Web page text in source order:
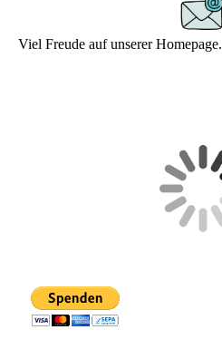
Viel Freude auf unserer Homepage.